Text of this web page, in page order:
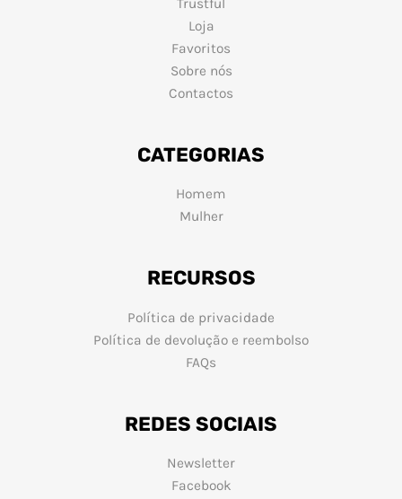
Trustful
Loja
Favoritos
Sobre nós
Contactos
CATEGORIAS
Homem
Mulher
RECURSOS
Política de privacidade
Política de devolução e reembolso
FAQs
REDES SOCIAIS
Newsletter
Facebook